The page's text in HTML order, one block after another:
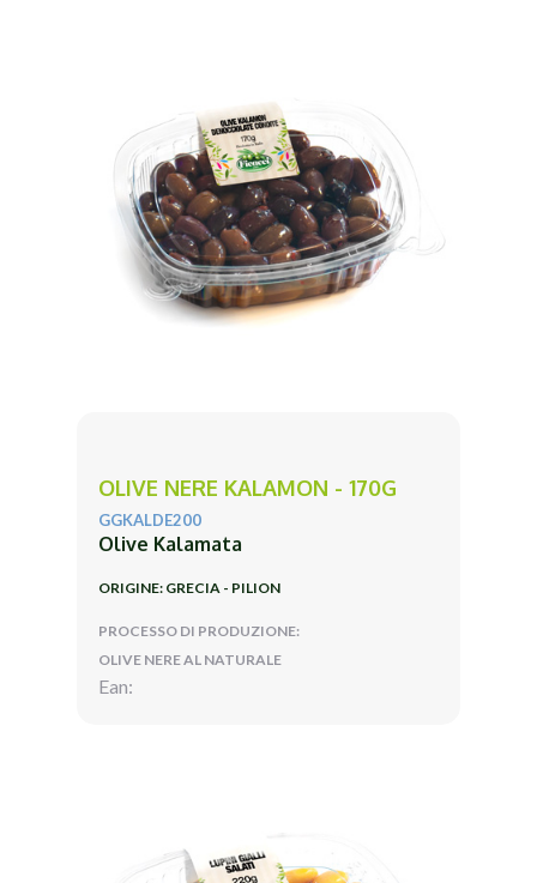
OLIVE NERE KALAMON - 170G
GGKALDE200
Olive Kalamata
ORIGINE: GRECIA - PILION
PROCESSO DI PRODUZIONE:
OLIVE NERE AL NATURALE
Ean: